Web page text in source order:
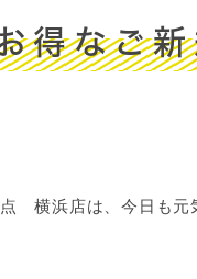
得なご
横浜店は、今日も元